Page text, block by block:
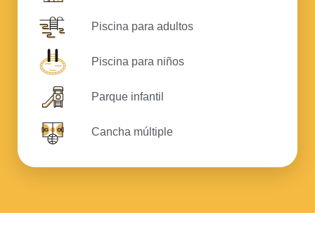
Piscina para adultos
Piscina para niños
Parque infantil
Cancha múltiple